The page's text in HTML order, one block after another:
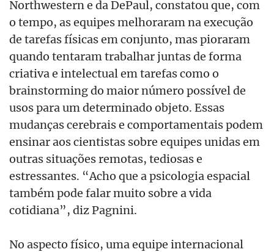
Northwestern e da DePaul, constatou que, com
o tempo, as equipes melhoraram na execução
de tarefas físicas em conjunto, mas pioraram
quando tentaram trabalhar juntas de forma
criativa e intelectual em tarefas como o
brainstorming do maior número possível de
usos para um determinado objeto. Essas
mudanças cerebrais e comportamentais podem
ensinar aos cientistas sobre equipes unidas em
outras situações remotas, tediosas e
estressantes. “Acho que a psicologia espacial
também pode falar muito sobre a vida
cotidiana”, diz Pagnini.
No aspecto físico, uma equipe internacional